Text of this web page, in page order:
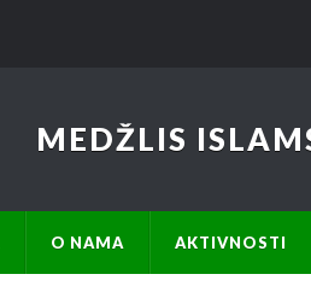
MEDŽLIS
O NAMA AKTIVNOSTI